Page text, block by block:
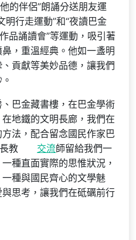
的伴侶”朗誦分送朋友運
行走運動”和“夜讀巴金
誦讀會”等運動，吸引著
，重溫經典。他如一盞明
貢獻等美妙品德，讓我們
巴金藏書樓，在巴金學術
地鐵的文明長廊，我們在
法，配合留念國民作家巴
教
交流師留給我們一
種直面實際的思惟狀況，
種與國民齊心的文學魅
思考，讓我們在砥礪前行